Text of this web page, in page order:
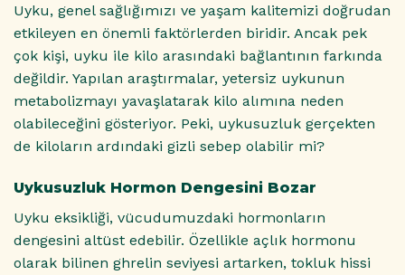
Uyku, genel sağlığımızı ve yaşam kalitemizi doğrudan
etkileyen en önemli faktörlerden biridir. Ancak pek
çok kişi, uyku ile kilo arasındaki bağlantının farkında
değildir. Yapılan araştırmalar, yetersiz uykunun
metabolizmayı yavaşlatarak kilo alımına neden
olabileceğini gösteriyor. Peki, uykusuzluk gerçekten
de kiloların ardındaki gizli sebep olabilir mi?
Uykusuzluk Hormon Dengesini Bozar
Uyku eksikliği, vücudumuzdaki hormonların
dengesini altüst edebilir. Özellikle açlık hormonu
olarak bilinen ghrelin seviyesi artarken, tokluk hissi